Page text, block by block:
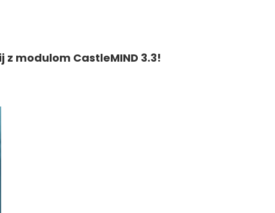
modulom CastleMIND 3.3!